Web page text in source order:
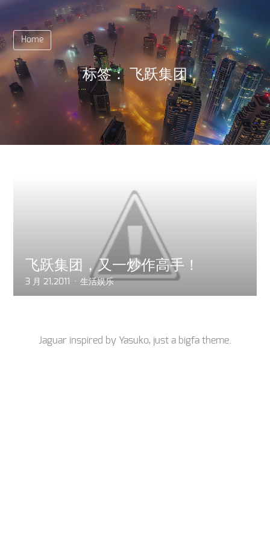
Home
标签： 飞跃集团
飞跃集团，又一炒作高手！
3 月 21,2011 生活娱乐
Jaguar inspired by Yasuko, just a bigfa theme.